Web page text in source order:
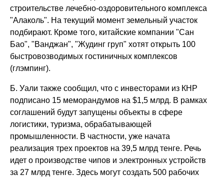
строительстве лечебно-оздоровительного комплекса
"Алаколь". На текущий момент земельный участок
подбирают. Кроме того, китайские компании "Сан
Бао", "Ванджан", "Жудинг груп" хотят открыть 100
быстровозводимых гостиничных комплексов
(глэмпинг).
Б. Уали также сообщил, что с инвесторами из КНР
подписано 15 меморандумов на $1,5 млрд. В рамках
соглашений будут запущены объекты в сфере
логистики, туризма, обрабатывающей
промышленности. В частности, уже начата
реализация трех проектов на 39,5 млрд тенге. Речь
идет о производстве чипов и электронных устройств
за 27 млрд тенге. Здесь могут создать 500 рабочих